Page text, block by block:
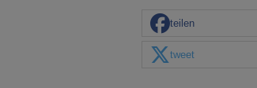
teilen
tweet